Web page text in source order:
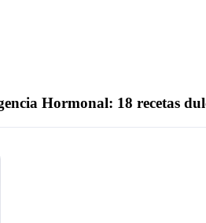
Hormonal: 18 recetas